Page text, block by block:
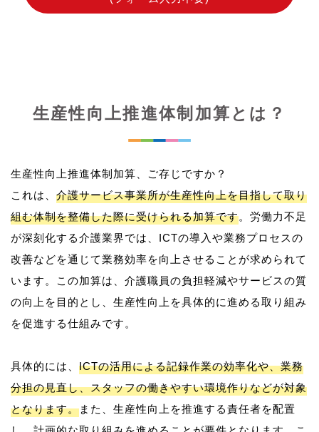
生産性向上推進体制加算とは？
生産性向上推進体制加算、ご存じですか？
これは、 介護サービス事業所が生産性向上を目指して取り
組む体制を整備した際に受けられる加算です。労働力不足
が深刻化する介護業界では、ICTの導入や業務プロセスの
改善などを通じて業務効率を向上させることが求められて
います。この加算は、介護職員の負担軽減やサービスの質
の向上を目的とし、生産性向上を具体的に進める取り組み
を促進する仕組みです。
具体的には、 ICTの活用による記録作業の効率化や、業務
分担の見直し、スタッフの働きやすい環境作りなどが対象
となります。また、生産性向上を推進する責任者を配置